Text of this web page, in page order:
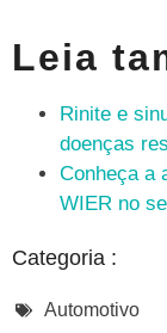
Leia
Rinite e
doenças
Conheça a
WIER no
Categoria :
Automotivo